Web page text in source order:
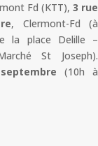
Fd (KTT), 3 rue
, Clermont-Fd (à
la place Delille –
St Joseph).
(10h à